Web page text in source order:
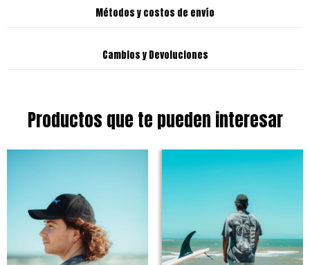
Métodos y costos de envío
Cambios y Devoluciones
Productos que te pueden interesar